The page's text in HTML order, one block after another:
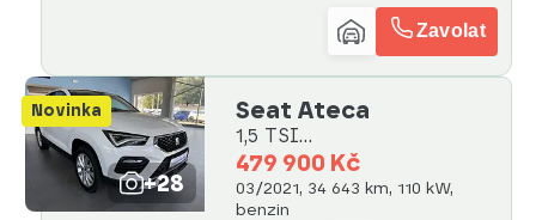
Zavolat
Novinka
+28
Seat Ateca
1,5 TSI
110kW,STYLE,SERVISKA
479 900 Kč
03/2021, 34 643 km, 110 kW,
benzin